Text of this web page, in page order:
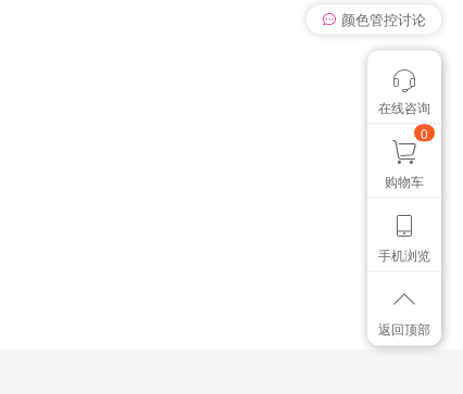
我有个想法
想找个色卡
颜色管控讨论
在线咨询
0
购物车
手机浏览
返回顶部